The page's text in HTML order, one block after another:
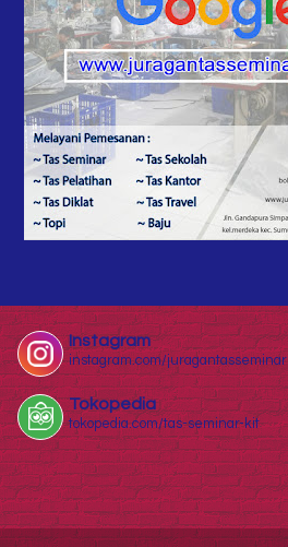
Instagram
instagram.com/juragantasseminar
Tokopedia
tokopedia.com/tas-seminar-kit